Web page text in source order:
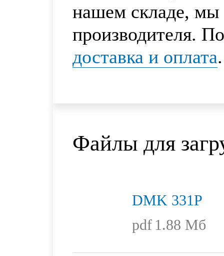
нашем складе, мы
производителя.
доставка и оплата.
Файлы для
DMK 331P
pdf 1.88 Мб